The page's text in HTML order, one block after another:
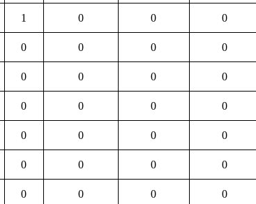
1 0 0 0
0 0 0 0
0 0 0 0
0 0 0 0
0 0 0 0
0 0 0 0
0 0 0 0